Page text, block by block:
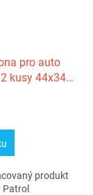
pro auto
kusy 44x34
produkt
Patrol